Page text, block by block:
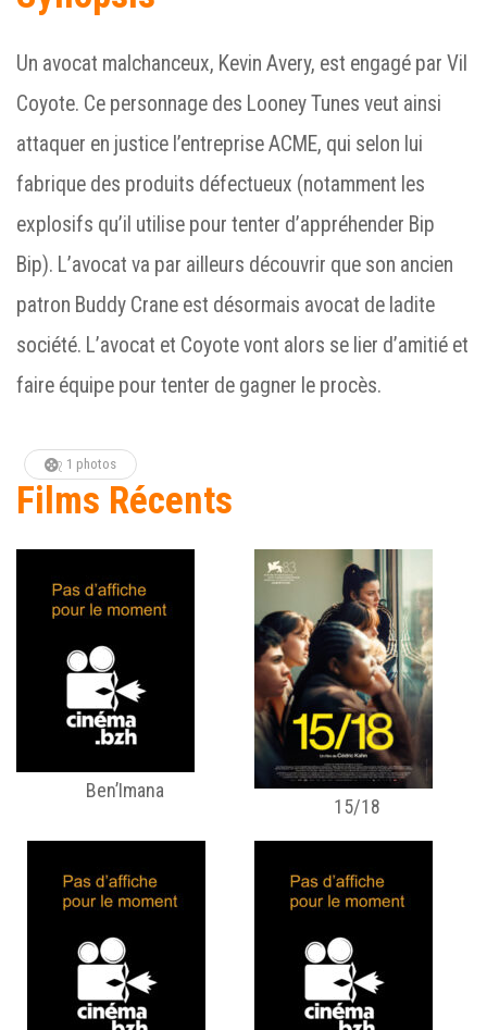
Un avocat malchanceux, Kevin Avery, est engagé par Vil
Coyote. Ce personnage des Looney Tunes veut ainsi
attaquer en justice l’entreprise ACME, qui selon lui
fabrique des produits défectueux (notamment les
explosifs qu’il utilise pour tenter d’appréhender Bip
Bip). L’avocat va par ailleurs découvrir que son ancien
patron Buddy Crane est désormais avocat de ladite
société. L’avocat et Coyote vont alors se lier d’amitié et
faire équipe pour tenter de gagner le procès.
1 photos
Films Récents
Ben’Imana
15/18